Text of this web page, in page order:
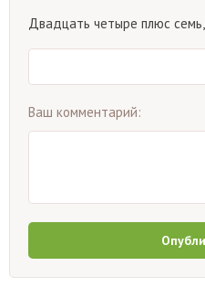
Двадцать четыре плюс
Ваш комментарий: